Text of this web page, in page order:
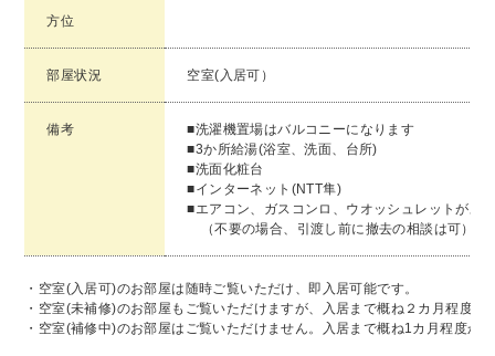
方位
部屋状況 空室(入居可）
備考
■洗濯機置場はバルコニーになります
■3か所給湯(浴室、洗面、台所)
■洗面化粧台
■インターネット(NTT隼)
■エアコン、ガスコンロ、ウオッシュレットがあ
（不要の場合、引渡し前に撤去の相談は可）
・空室(入居可)のお部屋は随時ご覧いただけ、即入居可能です。
・空室(未補修)のお部屋もご覧いただけますが、入居まで概ね２カ月程度か
・空室(補修中)のお部屋はご覧いただけません。入居まで概ね1カ月程度か